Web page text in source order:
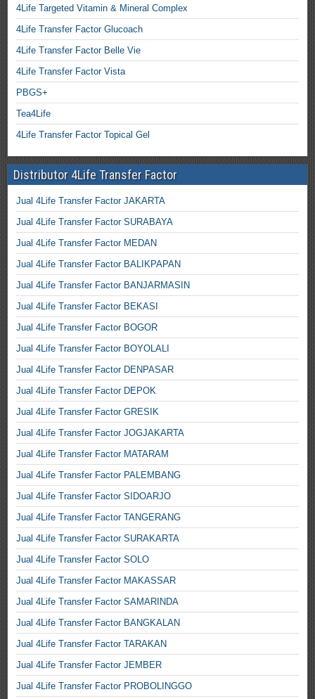
4Life Targeted Vitamin & Mineral Complex
4Life Transfer Factor Glucoach
4Life Transfer Factor Belle Vie
4Life Transfer Factor Vista
PBGS+
Tea4Life
4Life Transfer Factor Topical Gel
Distributor 4Life Transfer Factor
Jual 4Life Transfer Factor JAKARTA
Jual 4Life Transfer Factor SURABAYA
Jual 4Life Transfer Factor MEDAN
Jual 4Life Transfer Factor BALIKPAPAN
Jual 4Life Transfer Factor BANJARMASIN
Jual 4Life Transfer Factor BEKASI
Jual 4Life Transfer Factor BOGOR
Jual 4Life Transfer Factor BOYOLALI
Jual 4Life Transfer Factor DENPASAR
Jual 4Life Transfer Factor DEPOK
Jual 4Life Transfer Factor GRESIK
Jual 4Life Transfer Factor JOGJAKARTA
Jual 4Life Transfer Factor MATARAM
Jual 4Life Transfer Factor PALEMBANG
Jual 4Life Transfer Factor SIDOARJO
Jual 4Life Transfer Factor TANGERANG
Jual 4Life Transfer Factor SURAKARTA
Jual 4Life Transfer Factor SOLO
Jual 4Life Transfer Factor MAKASSAR
Jual 4Life Transfer Factor SAMARINDA
Jual 4Life Transfer Factor BANGKALAN
Jual 4Life Transfer Factor TARAKAN
Jual 4Life Transfer Factor JEMBER
Jual 4Life Transfer Factor PROBOLINGGO